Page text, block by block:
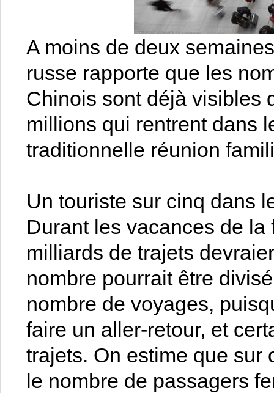
A moins de deux
russe rapporte que les
Chinois sont déjà visibles
millions qui rentrent dans
traditionnelle réunion
Un touriste sur cinq dans
Durant les vacances de
milliards de trajets
nombre pourrait être
nombre de voyages,
faire un aller-retour, et
trajets. On estime que sur
le nombre de passagers